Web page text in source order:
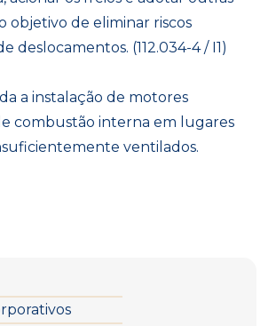
objetivo de eliminar riscos
deslocamentos. (112.034-4 / I1)
a instalação de motores
combustão interna em lugares
ventilados.